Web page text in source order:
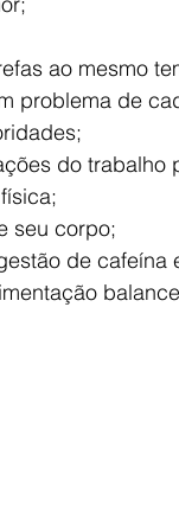
ao mesmo
problema de
do trabalho
seu corpo;
de